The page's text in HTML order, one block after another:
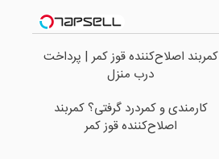
کمربند اصلاح‌کننده قوز کمر | پرداخت
درب منزل
کارمندی و کمردرد گرفتی؟ کمربند
اصلاح‌کننده قوز کمر